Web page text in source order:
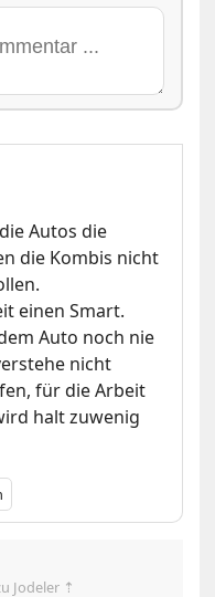
Autos die
die Kombis nicht
einen Smart.
Auto noch nie
nicht
für die Arbeit
halt zuwenig
Jodeler ⇡